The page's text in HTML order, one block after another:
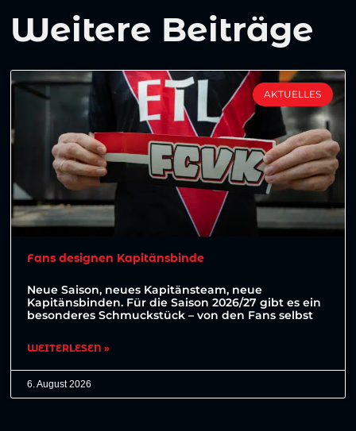
Weitere Beiträge
AKTUELLES
Fans designen Kapitänsbinde
Neue Saison, neues Kapitänsteam, neue
Kapitänsbinden. Für die Saison 2026/27 gibt es ein
besonderes Schmuckstück – von den Fans selbst
WEITERLESEN »
6. August 2026